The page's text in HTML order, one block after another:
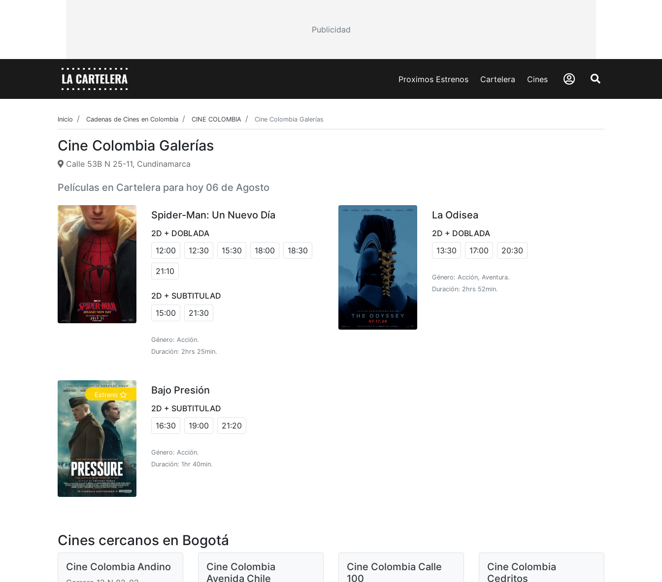
Publicidad
Proximos Estrenos Cartelera Cines
Inicio Cadenas de Cines en Colombia CINE COLOMBIA Cine Colombia Galerías
Cine Colombia Galerías
Calle 53B N 25-11, Cundinamarca
Películas en Cartelera para hoy 06 de Agosto
Spider-Man: Un Nuevo Día
2D + DOBLADA
12:00
12:30 15:30 18:00 18:30
21:10
2D + SUBTITULAD
15:00
21:30
Género: Acción.
Duración: 2hrs 25min.
La Odisea
2D + DOBLADA
13:30
17:00 20:30
Género: Acción, Aventura.
Duración: 2hrs 52min.
Estreno Bajo Presión
2D + SUBTITULAD
16:30
19:00 21:20
Género: Acción.
Duración: 1hr 40min.
Cines cercanos en Bogotá
Cine Colombia Andino
Cine Colombia
Avenida Chile
Cine Colombia Calle
100
Cine Colombia
Cedritos